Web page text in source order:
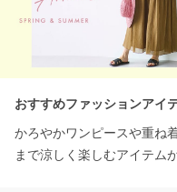
おすすめファッションアイ
かろやかワンピースや重ね
まで涼しく楽しむアイテム